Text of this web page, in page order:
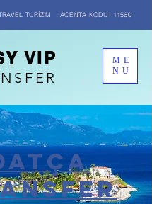
VIP
ME
NU
TURİZM ACENTA KODU: 11560